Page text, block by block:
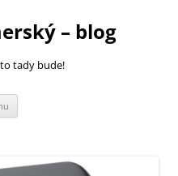
– blog
tady bude!